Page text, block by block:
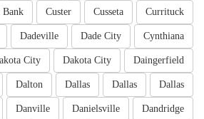
Currituck
Cusseta
Custer
Bank
Cynthiana
Dade City
Dadeville
Daingerfield
Dakota City
City
Dallas
Dallas
Dallas
Dalton
Dandridge
Danielsville
Danville